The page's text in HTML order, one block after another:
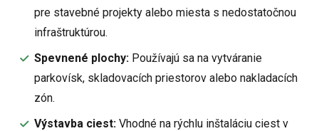
pre stavebné projekty alebo miesta s nedostatočnou
infraštruktúrou.
Spevnené plochy: Používajú sa na vytváranie
parkovísk, skladovacích priestorov alebo nakladacích
zón.
Výstavba ciest: Vhodné na rýchlu inštaláciu ciest v